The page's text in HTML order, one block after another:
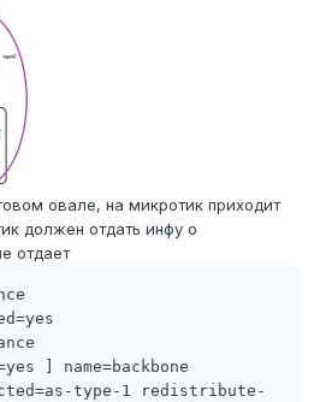
овале, на микротик приходит
должен отдать инфу о
отдает
] name=backbone
type-1 redistribute-